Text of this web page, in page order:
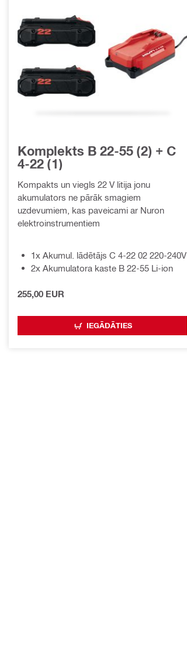
Komplekts B 22-55 (2) + C
4-22 (1)
Kompakts un viegls 22 V litija jonu
akumulators ne pārāk smagiem
uzdevumiem, kas paveicami ar Nuron
elektroinstrumentiem
1x Akumul. lādētājs C 4-22 02 220-240V
2x Akumulatora kaste B 22-55 Li-ion
255,00 EUR
IEGĀDĀTIES